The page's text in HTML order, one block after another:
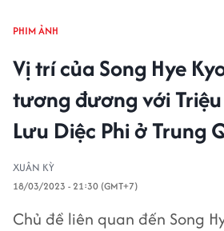
PHIM ẢNH
Vị trí của Song Hye
tương đương với
Lưu Diệc Phi ở Trung
XUÂN KỲ
18/03/2023 - 21:30 (GMT+7)
Chủ đề liên quan đến Song